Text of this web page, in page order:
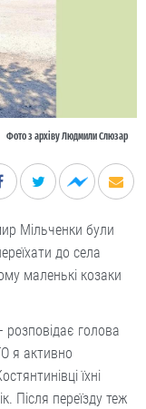
Фото з архіву Людмили Слюзар
Мільченки були
до села
маленькі козаки
голова
я активно
їхні
Після переїзду теж